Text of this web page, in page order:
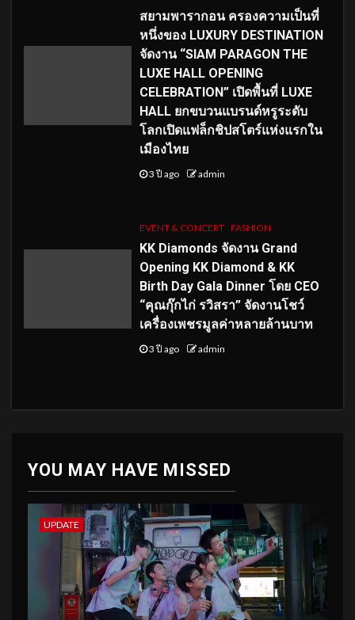
สยามพารากอน ครองความเป็นที่
หนึ่งของ LUXURY DESTINATION
จัดงาน “SIAM PARAGON THE
LUXE HALL OPENING
CELEBRATION” เปิดพื้นที่ LUXE
HALL ยกขบวนแบรนด์หรูระดับ
โลกเปิดแฟล็กชิปสโตร์แห่งแรกใน
เมืองไทย
3 ปี ago admin
EVENT & CONCERT FASHION
KK Diamonds จัดงาน Grand
Opening KK Diamond & KK
Birth Day Gala Dinner โดย CEO
“คุณกุ๊กไก่ รวิสรา” จัดงานโชว์
เครื่องเพชรมูลค่าหลายล้านบาท
3 ปี ago admin
YOU MAY HAVE MISSED
UPDATE